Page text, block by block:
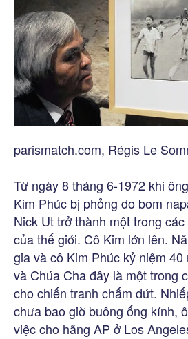
parismatch.com, Régis Le
Từ ngày 8 tháng 6-1972 khi
Kim Phúc bị phỏng do bom
Nick Ut trở thành một trong
của thế giới. Cô Kim lớn lên.
gia và cô Kim Phúc kỷ niệm
và Chúa Cha đây là một trong
cho chiến tranh chấm dứt.
chưa bao giờ buông ống kính,
việc cho hãng AP ở Los